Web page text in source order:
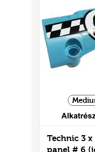
Technic 3 x
panel # 6